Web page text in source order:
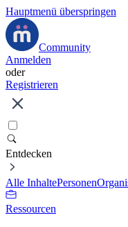
Hauptmenü überspringen
Community
Anmelden
oder
Registrieren
Entdecken
Alle InhaltePersonen
Ressourcen